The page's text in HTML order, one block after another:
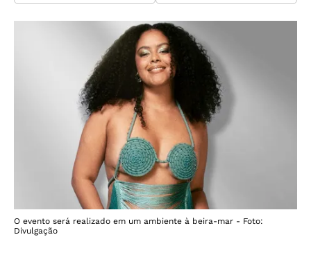
O evento será realizado em um ambiente à beira-mar - Foto:
Divulgação